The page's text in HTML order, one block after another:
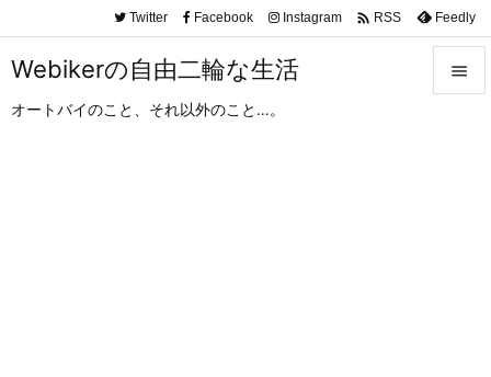
Webikerの自由二輪な生活
オートバイのこと、それ以外のこと…。

Twitter Facebook Instagram  RSS Feedly